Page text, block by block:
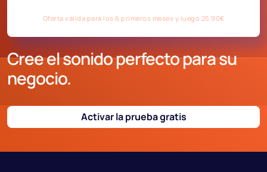
Cree el sonido perfecto para su
negocio.
Activar la prueba gratis
Oferta válida para los 6 primeros meses y luego 25,90€